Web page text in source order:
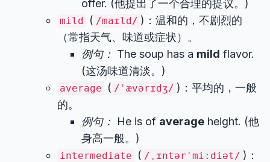
offer. (他提出了一个合理的提议。)
mild ( /maɪld/ )：温和的，不剧烈的
（常指天气、味道或症状）。
例句： The soup has a mild flavor.
(这汤味道清淡。)
average ( /ˈævərɪdʒ/ )：平均的，一般
的。
例句： He is of average height. (他
身高一般。)
intermediate ( /ˌɪntərˈmiːdiət/ )：